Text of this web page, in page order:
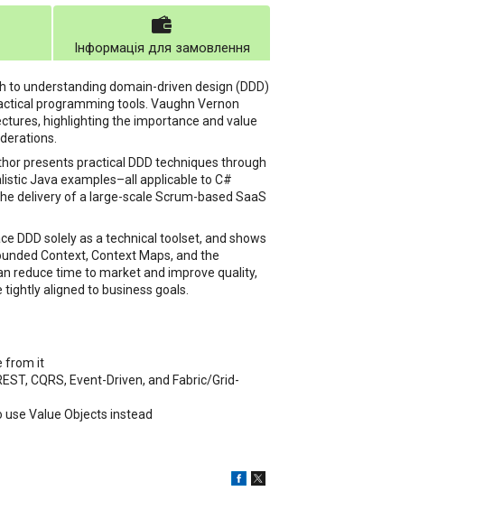
Інформація для замовлення
to understanding domain-driven design (DDD)
programming tools. Vaughn Vernon
highlighting the importance and value
presents practical DDD techniques through
Java examples–all applicable to C#
delivery of a large-scale Scrum-based SaaS
DDD solely as a technical toolset, and shows
Context, Context Maps, and the
reduce time to market and improve quality,
aligned to business goals.
from it
CQRS, Event-Driven, and Fabric/Grid-
Value Objects instead